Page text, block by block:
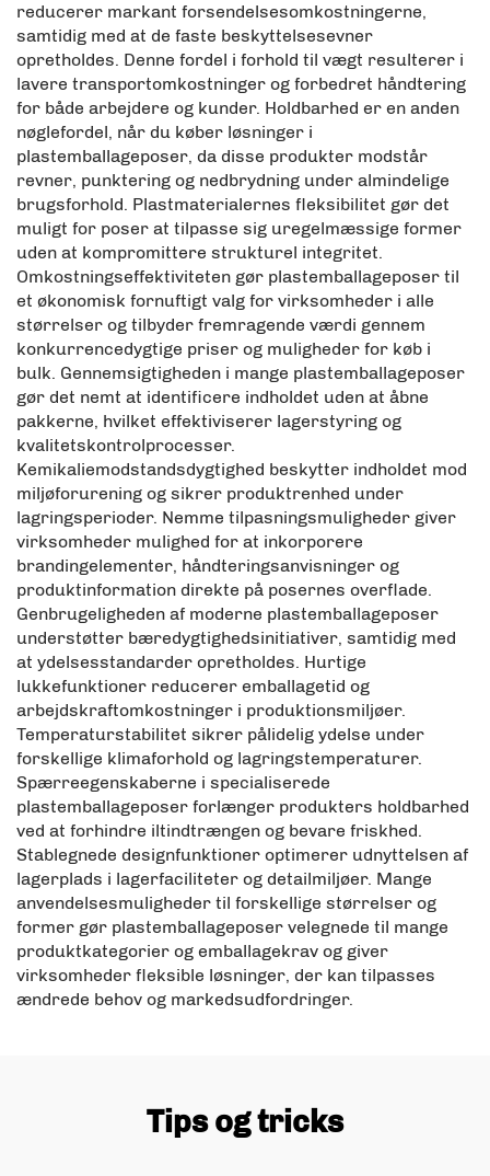
reducerer markant forsendelsesomkostningerne,
samtidig med at de faste beskyttelsesevner
opretholdes. Denne fordel i forhold til vægt resulterer i
lavere transportomkostninger og forbedret håndtering
for både arbejdere og kunder. Holdbarhed er en anden
nøglefordel, når du køber løsninger i
plastemballageposer, da disse produkter modstår
revner, punktering og nedbrydning under almindelige
brugsforhold. Plastmaterialernes fleksibilitet gør det
muligt for poser at tilpasse sig uregelmæssige former
uden at kompromittere strukturel integritet.
Omkostningseffektiviteten gør plastemballageposer til
et økonomisk fornuftigt valg for virksomheder i alle
størrelser og tilbyder fremragende værdi gennem
konkurrencedygtige priser og muligheder for køb i
bulk. Gennemsigtigheden i mange plastemballageposer
gør det nemt at identificere indholdet uden at åbne
pakkerne, hvilket effektiviserer lagerstyring og
kvalitetskontrolprocesser.
Kemikaliemodstandsdygtighed beskytter indholdet mod
miljøforurening og sikrer produktrenhed under
lagringsperioder. Nemme tilpasningsmuligheder giver
virksomheder mulighed for at inkorporere
brandingelementer, håndteringsanvisninger og
produktinformation direkte på posernes overflade.
Genbrugeligheden af moderne plastemballageposer
understøtter bæredygtighedsinitiativer, samtidig med
at ydelsesstandarder opretholdes. Hurtige
lukkefunktioner reducerer emballagetid og
arbejdskraftomkostninger i produktionsmiljøer.
Temperaturstabilitet sikrer pålidelig ydelse under
forskellige klimaforhold og lagringstemperaturer.
Spærreegenskaberne i specialiserede
plastemballageposer forlænger produkters holdbarhed
ved at forhindre iltindtrængen og bevare friskhed.
Stablegnede designfunktioner optimerer udnyttelsen af
lagerplads i lagerfaciliteter og detailmiljøer. Mange
anvendelsesmuligheder til forskellige størrelser og
former gør plastemballageposer velegnede til mange
produktkategorier og emballagekrav og giver
virksomheder fleksible løsninger, der kan tilpasses
ændrede behov og markedsudfordringer.
Tips og tricks